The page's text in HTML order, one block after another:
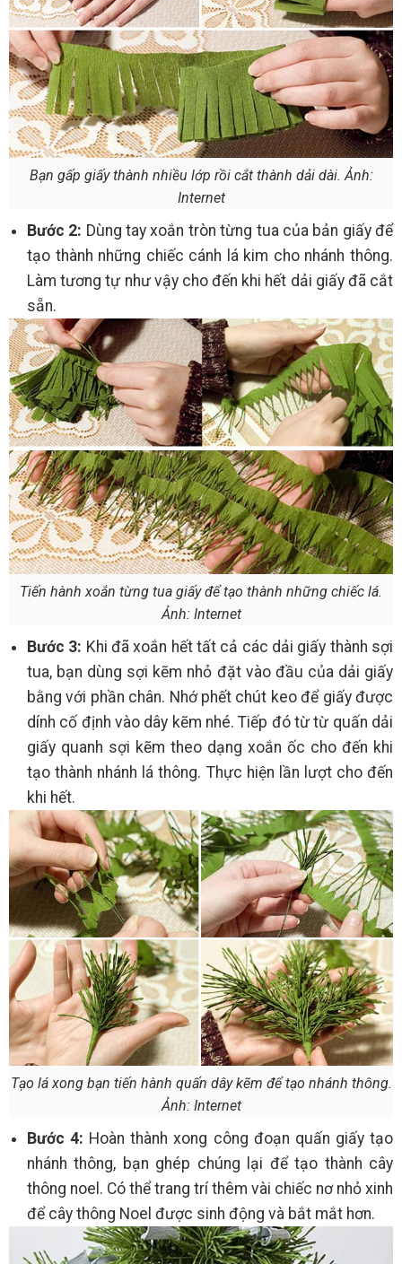
Bạn gấp giấy thành nhiều lớp rồi cắt thành dải dài. Ảnh:
Internet
Bước 2: Dùng tay xoắn tròn từng tua của bản giấy để
tạo thành những chiếc cánh lá kim cho nhánh thông.
Làm tương tự như vậy cho đến khi hết dải giấy đã cắt
sẵn.
Tiến hành xoắn từng tua giấy để tạo thành những chiếc lá.
Ảnh: Internet
Bước 3: Khi đã xoắn hết tất cả các dải giấy thành sợi
tua, bạn dùng sợi kẽm nhỏ đặt vào đầu của dải giấy
bằng với phần chân. Nhớ phết chút keo để giấy được
dính cố định vào dây kẽm nhé. Tiếp đó từ từ quấn dải
giấy quanh sợi kẽm theo dạng xoắn ốc cho đến khi
tạo thành nhánh lá thông. Thực hiện lần lượt cho đến
khi hết.
Tạo lá xong bạn tiến hành quấn dây kẽm để tạo nhánh thông.
Ảnh: Internet
Bước 4: Hoàn thành xong công đoạn quấn giấy tạo
nhánh thông, bạn ghép chúng lại để tạo thành cây
thông noel. Có thể trang trí thêm vài chiếc nơ nhỏ xinh
để cây thông Noel được sinh động và bắt mắt hơn.